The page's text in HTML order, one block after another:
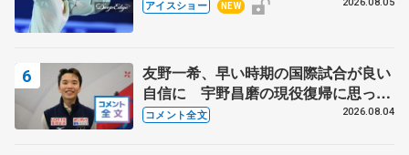
アイスショー NEW 2026.08.05
友野一希、早い時期の国際試合が良い
自信に 宇野昌磨の現役復帰に思って
いること 【アジアンオープントロフ
コメント全文 2026.08.04